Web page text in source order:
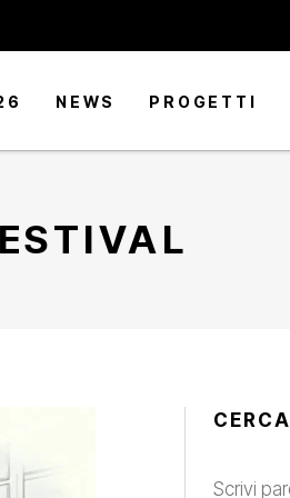
NEWS PROGETTI
CERCA